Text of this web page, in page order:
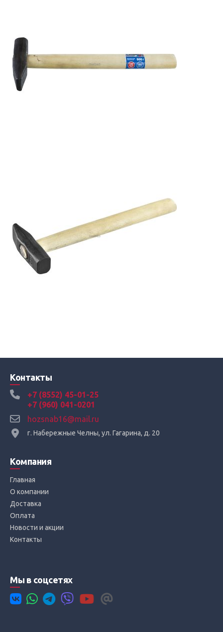
Контакты
+7 (8552) 45-01-25
+7 (960) 041-0201
hozsnab16@mail.ru
г. Набережные Челны, ул. Гагарина, д. 20
Компания
Главная
О компании
Доставка
Оплата
Новости и акции
Контакты
Мы в соцсетях